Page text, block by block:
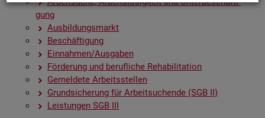
gung
Aus­bil­dungs­markt
Be­schäf­ti­gung
Ein­nah­men/Aus­ga­ben
För­de­rung und be­ruf­li­che Re­ha­bi­li­ta­ti­on
Ge­mel­de­te Ar­beits­stel­len
Grund­si­che­rung für Ar­beit­su­chen­de (SGB II)
Leis­tun­gen SGB III